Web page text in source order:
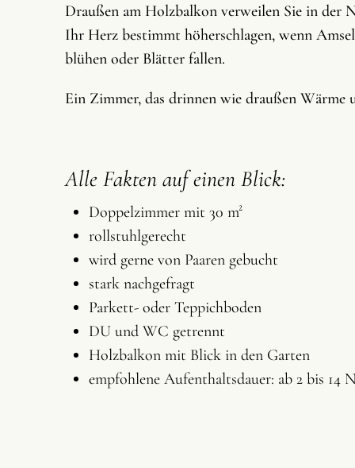
Draußen am Holzbalkon verweilen Sie in der
Ihr Herz bestimmt höherschlagen, wenn
blühen oder Blätter fallen.
Ein Zimmer, das drinnen wie draußen Wärme
Alle Fakten auf einen Blick:
Doppelzimmer mit 30 m²
rollstuhlgerecht
wird gerne von Paaren gebucht
stark nachgefragt
Parkett- oder Teppichboden
DU und WC getrennt
Holzbalkon mit Blick in den Garten
empfohlene Aufenthaltsdauer: ab 2 bis 14